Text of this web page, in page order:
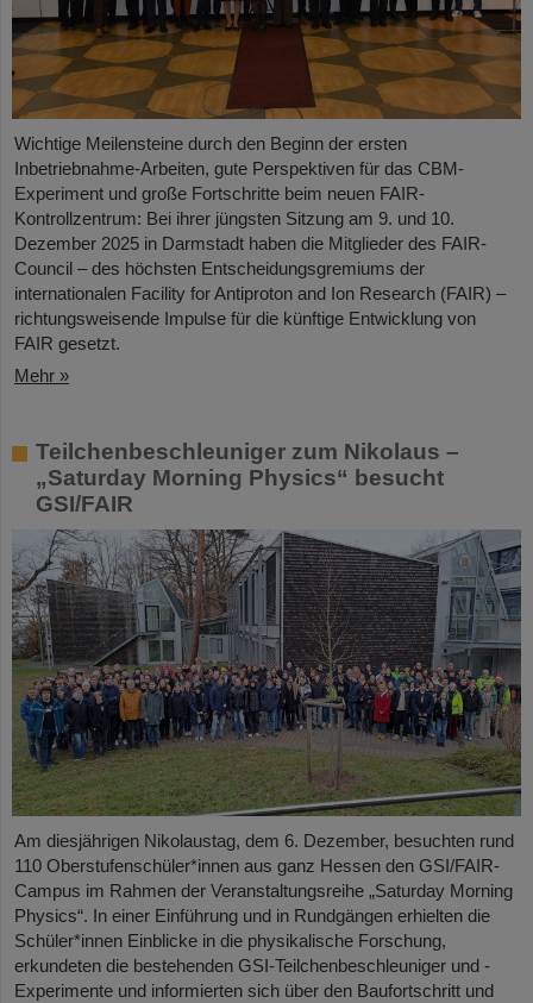
Wichtige Meilensteine durch den Beginn der ersten
Inbetriebnahme-Arbeiten, gute Perspektiven für das CBM-
Experiment und große Fortschritte beim neuen FAIR-
Kontrollzentrum: Bei ihrer jüngsten Sitzung am 9. und 10.
Dezember 2025 in Darmstadt haben die Mitglieder des FAIR-
Council – des höchsten Entscheidungsgremiums der
internationalen Facility for Antiproton and Ion Research (FAIR) –
richtungsweisende Impulse für die künftige Entwicklung von
FAIR gesetzt.
Mehr »
Teilchenbeschleuniger zum Nikolaus –
„Saturday Morning Physics“ besucht
GSI/FAIR
Am diesjährigen Nikolaustag, dem 6. Dezember, besuchten rund
110 Oberstufenschüler*innen aus ganz Hessen den GSI/FAIR-
Campus im Rahmen der Veranstaltungsreihe „Saturday Morning
Physics“. In einer Einführung und in Rundgängen erhielten die
Schüler*innen Einblicke in die physikalische Forschung,
erkundeten die bestehenden GSI-Teilchenbeschleuniger und -
Experimente und informierten sich über den Baufortschritt und